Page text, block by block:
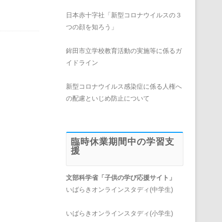
日本赤十字社「新型コロナウイルスの３
つの顔を知ろう」
鉾田市立学校教育活動の実施等に係るガ
イドライン
新型コロナウイルス感染症に係る人権へ
の配慮といじめ防止について
臨時休業期間中の学習支
援
文部科学省「子供の学び応援サイト」
いばらきオンラインスタディ(中学生)
いばらきオンラインスタディ(小学生)